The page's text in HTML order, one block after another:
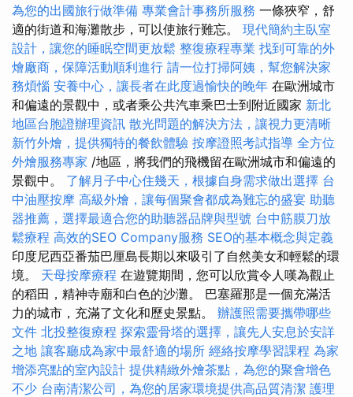
為您的出國旅行做準備 專業會計事務所服務 一條狹窄，舒
適的街道和海灘散步，可以使旅行難忘。 現代簡約主臥室
設計，讓您的睡眠空間更放鬆 整復療程專業 找到可靠的外
燴廠商，保障活動順利進行 請一位打掃阿姨，幫您解決家
務煩惱 安養中心，讓長者在此度過愉快的晚年 在歐洲城市
和偏遠的景觀中，或者乘公共汽車乘巴士到附近國家 新北
地區台胞證辦理資訊 散光問題的解決方法，讓視力更清晰
新竹外燴，提供獨特的餐飲體驗 按摩證照考試指導 全方位
外燴服務專家 /地區，將我們的飛機留在歐洲城市和偏遠的
景觀中。 了解月子中心住幾天，根據自身需求做出選擇 台
中油壓按摩 高級外燴，讓每個聚會都成為難忘的盛宴 助聽
器推薦，選擇最適合您的助聽器品牌與型號 台中筋膜刀放
鬆療程 高效的SEO Company服務 SEO的基本概念與定義
印度尼西亞番茄巴厘島長期以來吸引了自然美女和輕鬆的環
境。 天母按摩療程 在遊覽期間，您可以欣賞令人嘆為觀止
的稻田，精神寺廟和白色的沙灘。 巴塞羅那是一個充滿活
力的城市，充滿了文化和歷史景點。 辦護照需要攜帶哪些
文件 北投整復療程 探索靈骨塔的選擇，讓先人安息於安詳
之地 讓客廳成為家中最舒適的場所 經絡按摩學習課程 為家
增添亮點的室內設計 提供精緻外燴茶點，為您的聚會增色
不少 台南清潔公司，為您的居家環境提供高品質清潔 護理